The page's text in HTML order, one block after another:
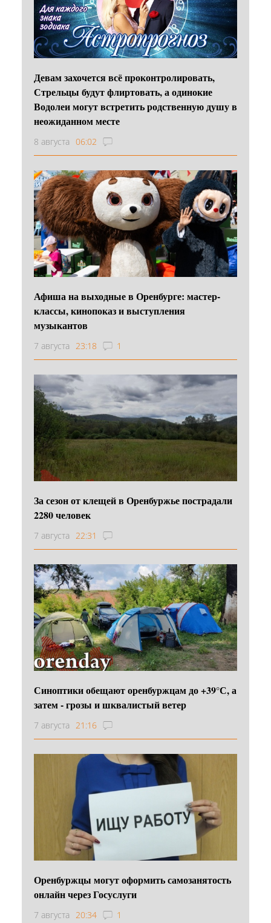
Девам захочется всё проконтролировать,
Стрельцы будут флиртовать, а одинокие
Водолеи могут встретить родственную душу в
неожиданном месте
8 августа 06:02
Афиша на выходные в Оренбурге: мастер-
классы, кинопоказ и выступления
музыкантов
7 августа 23:18 1
За сезон от клещей в Оренбуржье пострадали
2280 человек
7 августа 22:31
Синоптики обещают оренбуржцам до +39°С, а
затем - грозы и шквалистый ветер
7 августа 21:16
Оренбуржцы могут оформить самозанятость
онлайн через Госуслуги
7 августа 20:34 1